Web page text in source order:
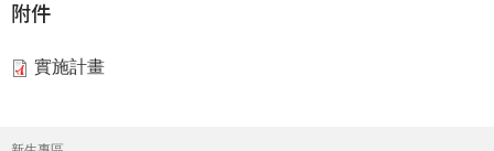
界
民。
附件
實施計畫